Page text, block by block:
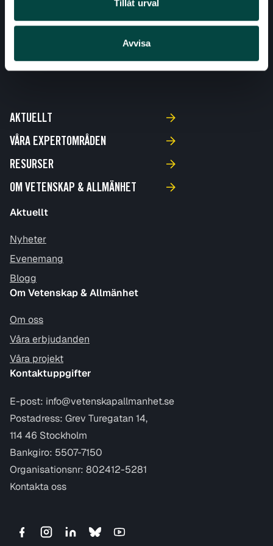
Tillåt urval
Avvisa
AKTUELLT
VÅRA EXPERTOMRÅDEN
RESURSER
OM VETENSKAP & ALLMÄNHET
Aktuellt
Nyheter
Evenemang
Blogg
Om Vetenskap & Allmänhet
Om oss
Våra erbjudanden
Våra projekt
Kontaktuppgifter
E-post: info@vetenskapallmanhet.se
Postadress: Grev Turegatan 14,
114 46 Stockholm
Bankgiro: 5507-7150
Organisationsnr: 802412-5281
Kontakta oss